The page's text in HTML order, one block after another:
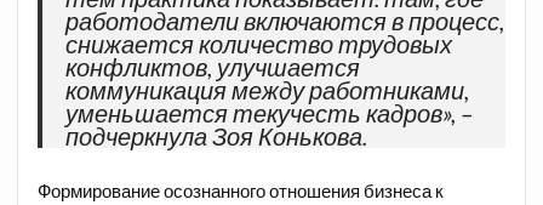
работодатели включаются в процесс,
снижается количество трудовых
конфликтов, улучшается
коммуникация между работниками,
уменьшается текучесть кадров», –
подчеркнула Зоя Конькова.
Формирование осознанного отношения бизнеса к